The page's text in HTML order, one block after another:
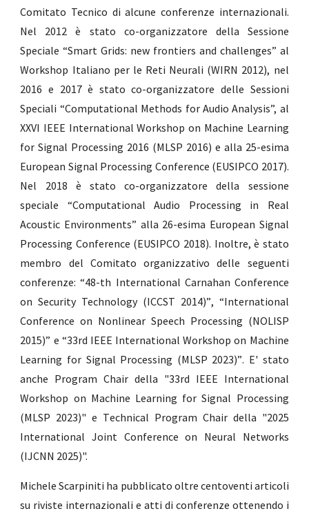
Comitato Tecnico di alcune conferenze internazionali.
Nel 2012 è stato co-organizzatore della Sessione
Speciale “Smart Grids: new frontiers and challenges” al
Workshop Italiano per le Reti Neurali (WIRN 2012), nel
2016 e 2017 è stato co-organizzatore delle Sessioni
Speciali “Computational Methods for Audio Analysis”, al
XXVI IEEE International Workshop on Machine Learning
for Signal Processing 2016 (MLSP 2016) e alla 25-esima
European Signal Processing Conference (EUSIPCO 2017).
Nel 2018 è stato co-organizzatore della sessione
speciale “Computational Audio Processing in Real
Acoustic Environments” alla 26-esima European Signal
Processing Conference (EUSIPCO 2018). Inoltre, è stato
membro del Comitato organizzativo delle seguenti
conferenze: “48-th International Carnahan Conference
on Security Technology (ICCST 2014)”, “International
Conference on Nonlinear Speech Processing (NOLISP
2015)” e “33rd IEEE International Workshop on Machine
Learning for Signal Processing (MLSP 2023)”. E' stato
anche Program Chair della "33rd IEEE International
Workshop on Machine Learning for Signal Processing
(MLSP 2023)" e Technical Program Chair della "2025
International Joint Conference on Neural Networks
(IJCNN 2025)".
Michele Scarpiniti ha pubblicato oltre centoventi articoli
su riviste internazionali e atti di conferenze ottenendo i